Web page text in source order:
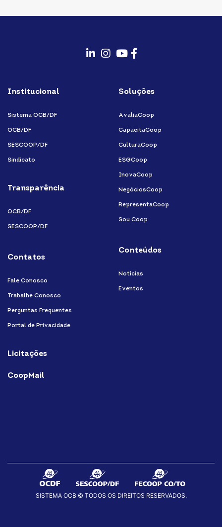
instagram
youtubefacebook-
f
Institucional
Sistema OCB/DF
OCB/DF
SESCOOP/DF
Sindicato
Transparência
OCB/DF
SESCOOP/DF
Contatos
Fale Conosco
Trabalhe Conosco
Perguntas Frequentes
Portal de Privacidade
Licitações
CoopMail
Soluções
AvaliaCoop
CapacitaCoop
CulturaCoop
ESGCoop
InovaCoop
NegóciosCoop
RepresentaCoop
Sou Coop
Conteúdos
Notícias
Eventos
SISTEMA OCB © TODOS OS DIREITOS RESERVADOS.